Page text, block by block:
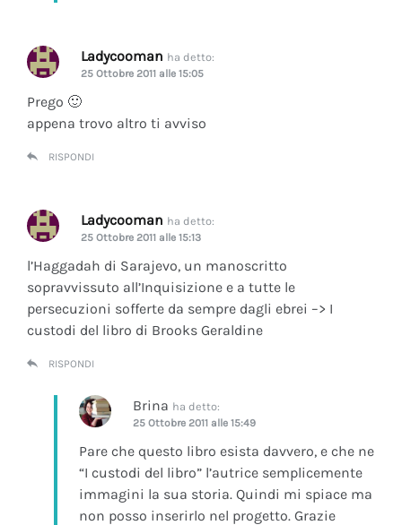
Ladycooman ha detto:
25 Ottobre 2011 alle 15:05
Prego 🙂
appena trovo altro ti avviso
RISPONDI
Ladycooman ha detto:
25 Ottobre 2011 alle 15:13
l’Haggadah di Sarajevo, un manoscritto
sopravvissuto all’Inquisizione e a tutte le
persecuzioni sofferte da sempre dagli ebrei –> I
custodi del libro di Brooks Geraldine
RISPONDI
Brina ha detto:
25 Ottobre 2011 alle 15:49
Pare che questo libro esista davvero, e che ne
“I custodi del libro” l’autrice semplicemente
immagini la sua storia. Quindi mi spiace ma
non posso inserirlo nel progetto. Grazie